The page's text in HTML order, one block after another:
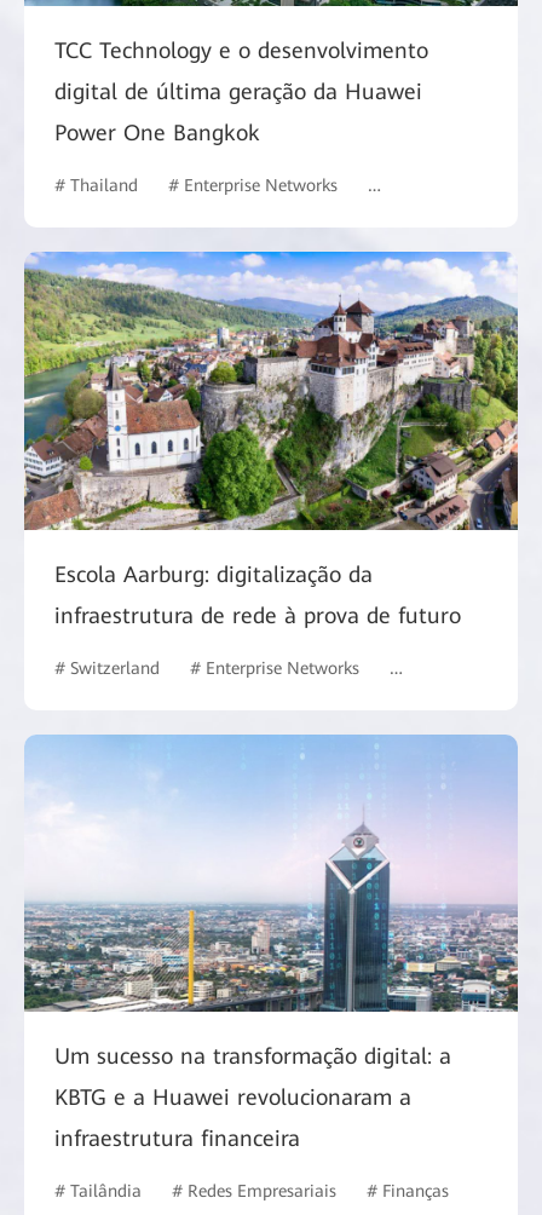
TCC Technology e o desenvolvimento
digital de última geração da Huawei
Power One Bangkok
# Thailand # Enterprise Networks # Campus Network
Escola Aarburg: digitalização da
infraestrutura de rede à prova de futuro
# Switzerland # Enterprise Networks # Education
Um sucesso na transformação digital: a
KBTG e a Huawei revolucionaram a
infraestrutura financeira
# Tailândia # Redes Empresariais # Finanças